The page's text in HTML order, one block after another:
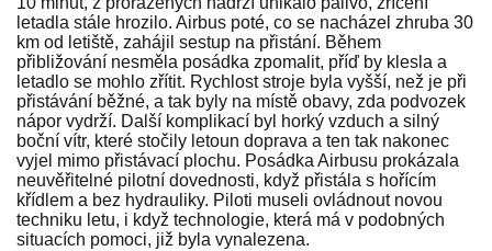
letadla stále hrozilo. Airbus poté, co se nacházel zhruba 30
km od letiště, zahájil sestup na přistání. Během
přibližování nesměla posádka zpomalit, příď by klesla a
letadlo se mohlo zřítit. Rychlost stroje byla vyšší, než je při
přistávání běžné, a tak byly na místě obavy, zda podvozek
nápor vydrží. Další komplikací byl horký vzduch a silný
boční vítr, které stočily letoun doprava a ten tak nakonec
vyjel mimo přistávací plochu. Posádka Airbusu prokázala
neuvěřitelné pilotní dovednosti, když přistála s hořícím
křídlem a bez hydrauliky. Piloti museli ovládnout novou
techniku letu, i když technologie, která má v podobných
situacích pomoci, již byla vynalezena.